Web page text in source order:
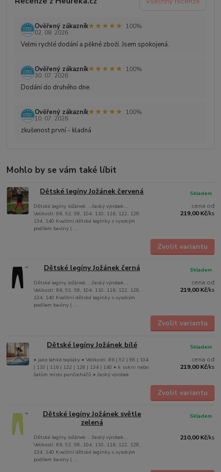
Ověřený zákazník★★★★★
★★★★★
100%
02. 08. 2026
Velmi rychlé dodání a pěkné zboží. Jsem spokojená.
Ověřený zákazník★★★★★
★★★★★
100%
30. 07. 2026
Dodání do druhého dne.
Ověřený zákazník★★★★★
★★★★★
100%
10. 07. 2026
zkušenost první - kladná
Mohlo by se vám také líbit
Dětské legíny Jožánek červená
Dětské legíny Jožánek ...český výrobek...
Velikosti: 86, 92, 98, 104, 110, 116, 122, 128,
134, 140 Kvalitní dětské legínky s vysokým
podílem bavlny ( ...
cena od
219,00 Kč/ks
Skladem
Zvolit variantu
Dětské legíny Jožánek černá
Dětské legíny Jožánek ...český výrobek...
Velikosti: 86, 92, 98, 104, 110, 116, 122, 128,
134, 140 Kvalitní dětské legínky s vysokým
podílem bavlny ( ...
cena od
219,00 Kč/ks
Skladem
Zvolit variantu
Dětské legíny Jožánek bílé
• jako lehké tepláky • Velikosti: 86 | 92 | 98 | 104
| 110 | 116 | 122 | 128 | 134 | 140 • k sukni nebo
šatům místo punčocháčů • český výrobek
cena od
219,00 Kč/ks
Skladem
Zvolit variantu
Dětské legíny Jožánek světle
zelená
Dětské legíny Jožánek ...český výrobek...
Velikosti: 86, 92, 98, 104, 110, 116, 122, 128,
134, 140 Kvalitní dětské legínky s vysokým
podílem bavlny ( ...
210,00 Kč/ks
Skladem